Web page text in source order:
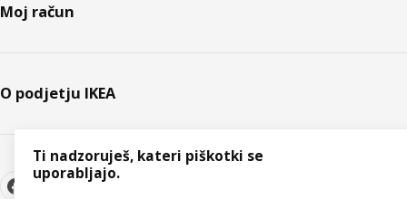
Moj račun
O podjetju IKEA
Ti nadzoruješ, kateri piškotki se
uporabljajo.